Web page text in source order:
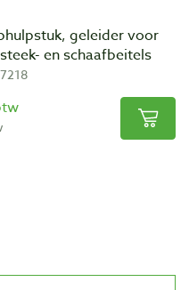
geleider voor
en schaafbeitels